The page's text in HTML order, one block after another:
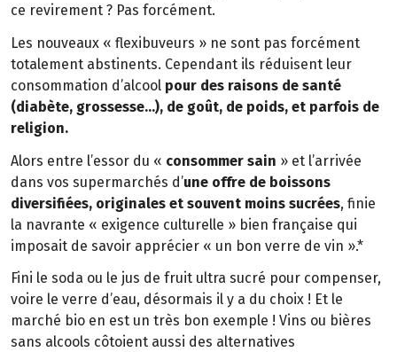
ce revirement ? Pas forcément.
Les nouveaux « flexibuveurs » ne sont pas forcément
totalement abstinents. Cependant ils réduisent leur
consommation d’alcool pour des raisons de santé
(diabète, grossesse…), de goût, de poids, et parfois de
religion.
Alors entre l’essor du « consommer sain » et l’arrivée
dans vos supermarchés d’une offre de boissons
diversifiées, originales et souvent moins sucrées, finie
la navrante « exigence culturelle » bien française qui
imposait de savoir apprécier « un bon verre de vin ».*
Fini le soda ou le jus de fruit ultra sucré pour compenser,
voire le verre d’eau, désormais il y a du choix ! Et le
marché bio en est un très bon exemple ! Vins ou bières
sans alcools côtoient aussi des alternatives